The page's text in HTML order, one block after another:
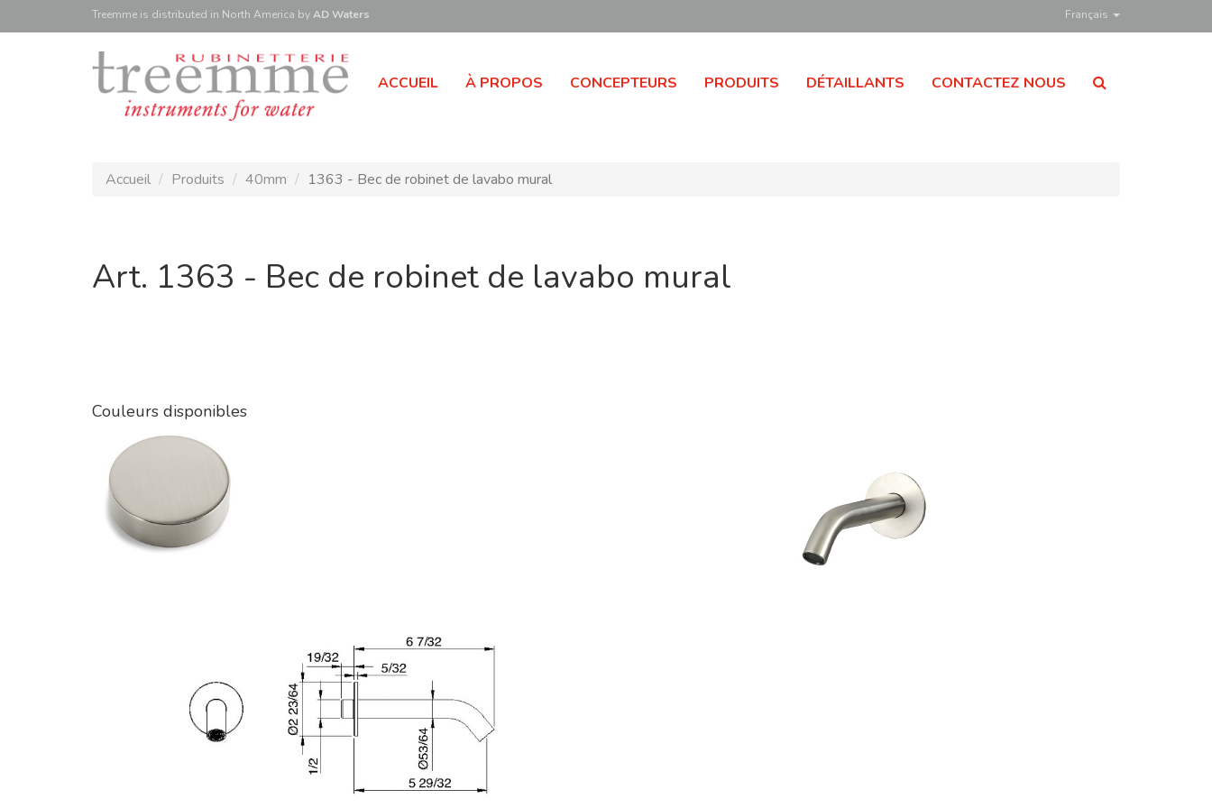
Treemme is distributed in North America byAD Waters Français
ACCUEIL À PROPOS CONCEPTEURS PRODUITS DÉTAILLANTS CONTACTEZ NOUS
Accueil Produits 40mm 1363 - Bec de robinet de lavabo mural
Art. 1363 - Bec de robinet de lavabo mural
Couleurs disponibles